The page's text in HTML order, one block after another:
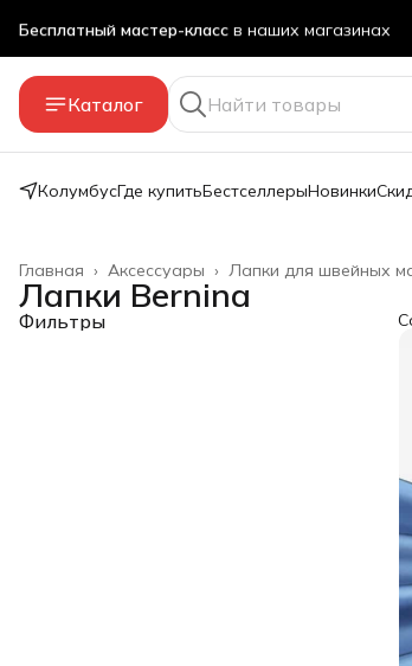
Бесплатный мастер-класс в наших магазинах
Оплата частями! Яндекс Сплит без переплаты,
Каталог
КолумбусГде купитьБестселлерыНовинки
Лапки для швейных
Аксессуары ›
Главная ›
Лапки Bernina
Фильтры